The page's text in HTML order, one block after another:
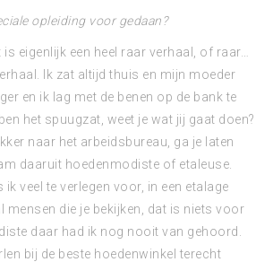
opleiding voor gedaan?
is eigenlijk een heel raar verhaal, of raar…
Ik zat altijd thuis en mijn moeder
en ik lag met de benen op de bank te
ben het spuugzat, weet je wat jij gaat doen?
naar het arbeidsbureau, ga je laten
daaruit hoedenmodiste of etaleuse.
ik veel te verlegen voor, in een etalage
mensen die je bekijken, dat is niets voor
daar had ik nog nooit van gehoord.
bij de beste hoedenwinkel terecht